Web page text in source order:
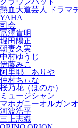
クラウンハット
熱血大道芸人 ドラマ
YAHA
司会
冨澤貴明
堀田陽正
朝妻久実
中村ゆうじ
伊藤みこ
阿里耶 ありや
仲村ちぃな
桜乃花（ほのか）
ミュージシャン
マホガニーオルガン
河波浩平
三上志織